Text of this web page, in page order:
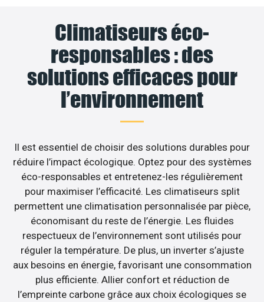
Climatiseurs éco-
responsables : des
solutions efficaces pour
l’environnement
Il est essentiel de choisir des solutions durables pour
réduire l’impact écologique. Optez pour des systèmes
éco-responsables et entretenez-les régulièrement
pour maximiser l’efficacité. Les climatiseurs split
permettent une climatisation personnalisée par pièce,
économisant du reste de l’énergie. Les fluides
respectueux de l’environnement sont utilisés pour
réguler la température. De plus, un inverter s’ajuste
aux besoins en énergie, favorisant une consommation
plus efficiente. Allier confort et réduction de
l’empreinte carbone grâce aux choix écologiques se